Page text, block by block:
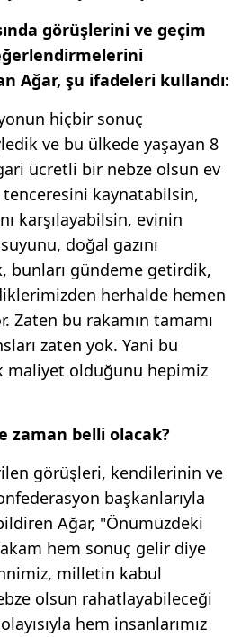
görüşlerini ve geçim
Ağar, şu ifadeleri kullandı:
hiçbir sonuç
ve bu ülkede yaşayan 8
ücretli bir nebze olsun ev
tenceresini kaynatabilsin,
karşılayabilsin, evinin
doğal gazını
bunları gündeme getirdik,
herhalde hemen
Zaten bu rakamın tamamı
zaten yok. Yani bu
maliyet olduğunu hepimiz
zaman belli olacak?
görüşleri, kendilerinin ve
başkanlarıyla
Ağar, "Önümüzdeki
hem sonuç gelir diye
milletin kabul
olsun rahatlayabileceği
hem insanlarımız